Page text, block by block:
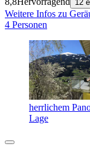
12
Weitere Infos zu
4 Personen
herrlichem
Lage